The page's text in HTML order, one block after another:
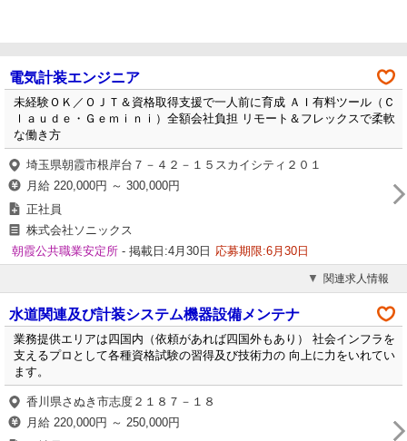
電気計装エンジニア
未経験ＯＫ／ＯＪＴ＆資格取得支援で一人前に育成 ＡＩ有料ツール（Ｃ
ｌａｕｄｅ・Ｇｅｍｉｎｉ）全額会社負担 リモート＆フレックスで柔軟
な働き方
埼玉県朝霞市根岸台７－４２－１５スカイシティ２０１
月給 220,000円 ～ 300,000円
正社員
株式会社ソニックス
朝霞公共職業安定所 - 掲載日:4月30日 応募期限:6月30日
関連求人情報
水道関連及び計装システム機器設備メンテナ
業務提供エリアは四国内（依頼があれば四国外もあり） 社会インフラを
支えるプロとして各種資格試験の習得及び技術力の 向上に力をいれてい
ます。
香川県さぬき市志度２１８７－１８
月給 220,000円 ～ 250,000円